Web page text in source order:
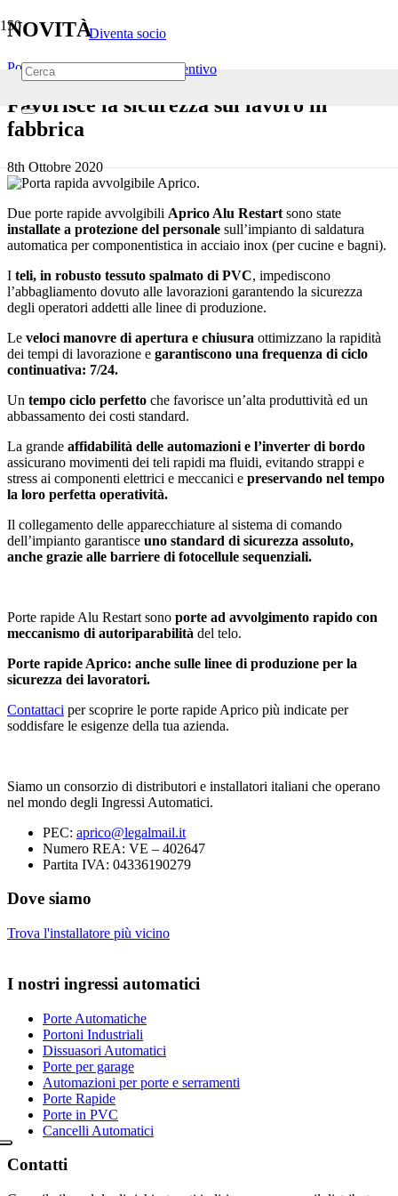
Diventa socio
Richiedi un preventivo
NOVITÀ
Porte rapide
Favorisce la sicurezza sul lavoro in
fabbrica
8th Ottobre 2020
Due porte rapide avvolgibili Aprico Alu Restart sono state
installate a protezione del personale sull’impianto di saldatura
automatica per componentistica in acciaio inox (per cucine e bagni).
I teli, in robusto tessuto spalmato di PVC, impediscono
l’abbagliamento dovuto alle lavorazioni garantendo la sicurezza
degli operatori addetti alle linee di produzione.
Le veloci manovre di apertura e chiusura ottimizzano la rapidità
dei tempi di lavorazione e garantiscono una frequenza di ciclo
continuativa: 7/24.
Un tempo ciclo perfetto che favorisce un’alta produttività ed un
abbassamento dei costi standard.
La grande affidabilità delle automazioni e l’inverter di bordo
assicurano movimenti dei teli rapidi ma fluidi, evitando strappi e
stress ai componenti elettrici e meccanici e preservando nel tempo
la loro perfetta operatività.
Il collegamento delle apparecchiature al sistema di comando
dell’impianto garantisce uno standard di sicurezza assoluto,
anche grazie alle barriere di fotocellule sequenziali.
Porte rapide Alu Restart sono porte ad avvolgimento rapido con
meccanismo di autoriparabilità del telo.
Porte rapide Aprico: anche sulle linee di produzione per la
sicurezza dei lavoratori.
Contattaci per scoprire le porte rapide Aprico più indicate per
soddisfare le esigenze della tua azienda.
Siamo un consorzio di distributori e installatori italiani che operano
nel mondo degli Ingressi Automatici.
PEC: aprico@legalmail.it
Numero REA: VE – 402647
Partita IVA: 04336190279
Dove siamo
Trova l'installatore più vicino
I nostri ingressi automatici
Porte Automatiche
Portoni Industriali
Dissuasori Automatici
Porte per garage
Automazioni per porte e serramenti
Porte Rapide
Porte in PVC
Cancelli Automatici
Contatti